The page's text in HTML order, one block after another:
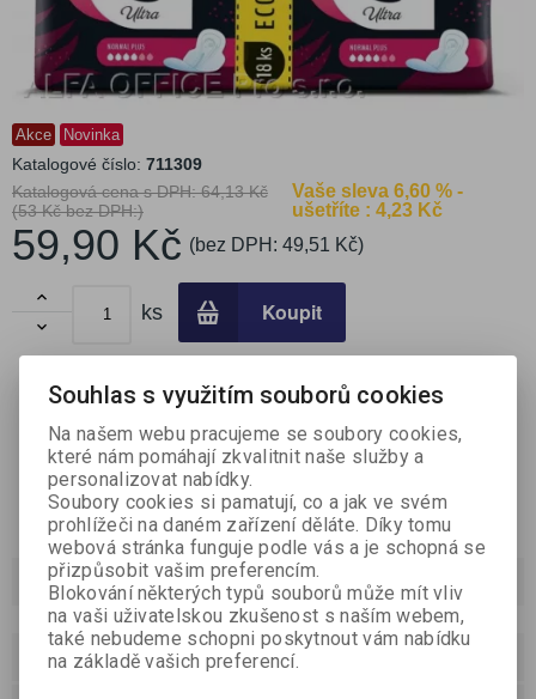
Akce Novinka
Katalogové číslo: 711309
Katalogová cena s DPH:64,13 Kč
(53 Kč bez DPH:)
Vaše sleva 6,60 % -
ušetříte : 4,23 Kč
59,90 Kč (bez DPH: 49,51 Kč)


ks Koupit
Podrobný popis
Dotaz na výrobek
Souhlas s využitím souborů cookies
Na našem webu pracujeme se soubory cookies,
které nám pomáhají zkvalitnit naše služby a
personalizovat nabídky.
Soubory cookies si pamatují, co a jak ve svém
prohlížeči na daném zařízení děláte. Díky tomu
webová stránka funguje podle vás a je schopná se
přizpůsobit vašim preferencím.
Blokování některých typů souborů může mít vliv
na vaši uživatelskou zkušenost s naším webem,
také nebudeme schopni poskytnout vám nabídku
na základě vašich preferencí.